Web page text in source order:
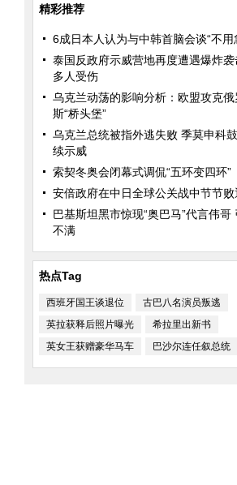
精彩推荐
6成日本人认为与中韩首脑会谈“不用
泰国反政府示威营地再度遭遇爆炸
多人受伤
乌克兰动荡的影响分析：欧盟攻克俄
斯“桥头堡”
乌克兰总统被指外逃失败 季莫申科
续示威
索契冬奥会闭幕式调侃“五环变四环”
安倍政府在中日全球公关战中节节败
巴基斯坦黑市惊现“奥巴马”代言伟哥
不满
热点Tag
西班牙国王谈退位
古巴八名演员叛逃
英拉获释后照片曝光
希拉里出新书
英女王获赠豪华马车
巴沙尔连任叙总统